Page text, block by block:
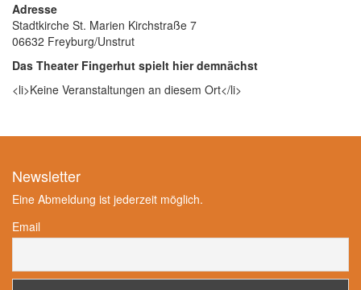
Adresse
Stadtkirche St. Marien Kirchstraße 7
06632 Freyburg/Unstrut
Das Theater Fingerhut spielt hier demnächst
<li>Keine Veranstaltungen an diesem Ort</li>
Newsletter
Eine Abmeldung ist jederzeit möglich.
Email